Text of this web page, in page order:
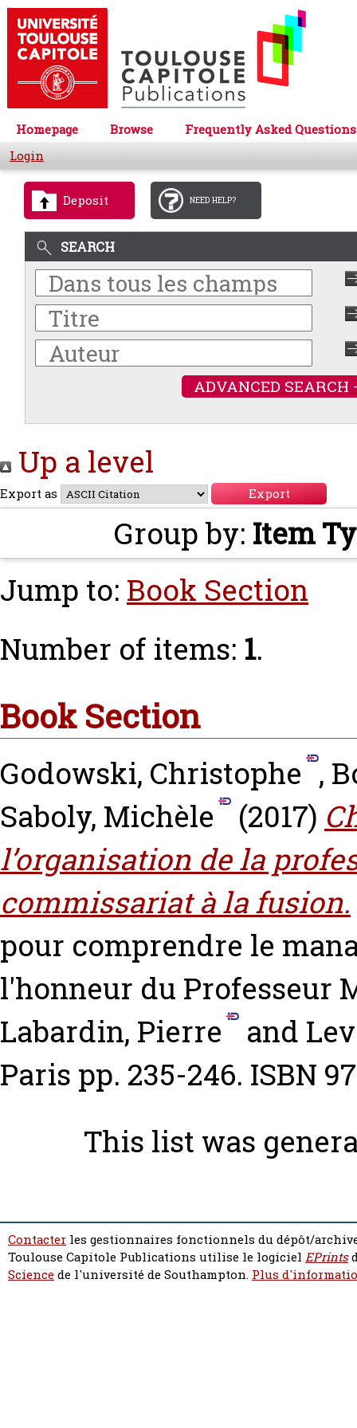
Homepage Browse
Frequently Asked Questions
Login
Deposit NEED HELP?
SEARCH
ADVANCED SEARCH
Up a level
Export as
Group by: Item
Jump to: Book Section
Number of items: 1.
Book Section
Godowski, Christophe ,
Saboly, Michèle
(2017)
l’organisation de la
commissariat à la fusion.
pour comprendre le
l'honneur du Professeur
Labardin, Pierre
and
Paris pp. 235-246. ISBN
This list was
Contacter les gestionnaires fonctionnels du dépôt/
Toulouse Capitole Publications utilise le logiciel EPrints
Sciencede l'université de Southampton. Plus